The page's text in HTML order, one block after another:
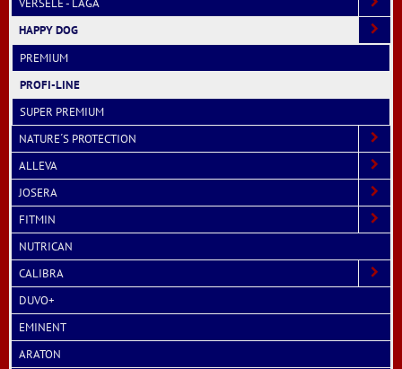
HAPPY DOG
PREMIUM
PROFI-LINE
SUPER PREMIUM
NATURE´S PROTECTION
ALLEVA
JOSERA
FITMIN
NUTRICAN
CALIBRA
DUVO+
EMINENT
ARATON